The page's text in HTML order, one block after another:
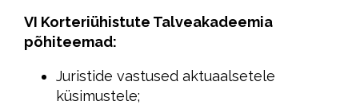
VI Korteriühistute Talveakadeemia
põhiteemad:
Juristide vastused aktuaalsetele
küsimustele;